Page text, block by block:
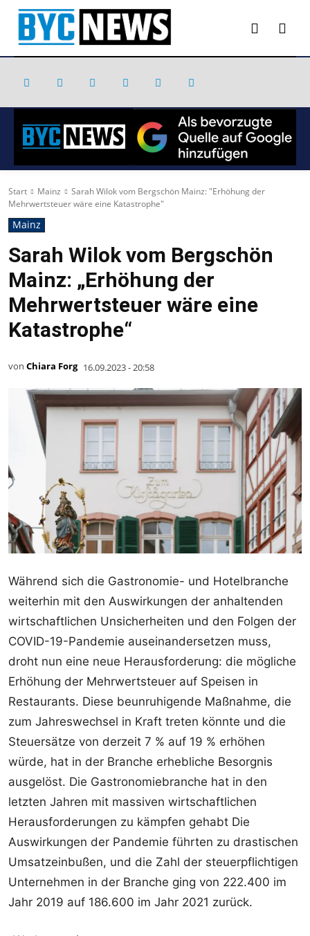
Start Mainz
Sarah Wilok vom Bergschön Mainz: "Erhöhung der
Mehrwertsteuer wäre eine Katastrophe"
Mainz
Sarah Wilok vom Bergschön
Mainz: „Erhöhung der
Mehrwertsteuer wäre eine
Katastrophe“
von Chiara Forg 16.09.2023 - 20:58
Während sich die Gastronomie- und Hotelbranche
weiterhin mit den Auswirkungen der anhaltenden
wirtschaftlichen Unsicherheiten und den Folgen der
COVID-19-Pandemie auseinandersetzen muss,
droht nun eine neue Herausforderung: die mögliche
Erhöhung der Mehrwertsteuer auf Speisen in
Restaurants. Diese beunruhigende Maßnahme, die
zum Jahreswechsel in Kraft treten könnte und die
Steuersätze von derzeit 7 % auf 19 % erhöhen
würde, hat in der Branche erhebliche Besorgnis
ausgelöst. Die Gastronomiebranche hat in den
letzten Jahren mit massiven wirtschaftlichen
Herausforderungen zu kämpfen gehabt Die
Auswirkungen der Pandemie führten zu drastischen
Umsatzeinbußen, und die Zahl der steuerpflichtigen
Unternehmen in der Branche ging von 222.400 im
Jahr 2019 auf 186.600 im Jahr 2021 zurück.